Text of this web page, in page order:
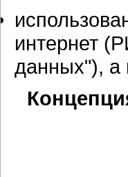
интернет
данных"), а